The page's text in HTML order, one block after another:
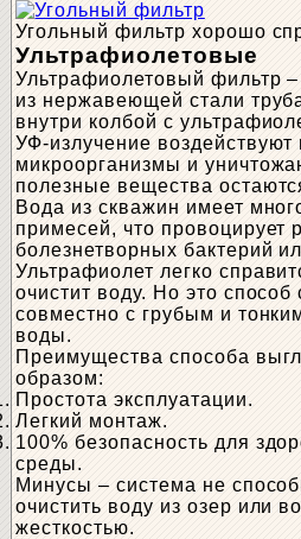
Угольный фильтр хорошо
Ультрафиолетовые
Ультрафиолетовый фильтр –
из нержавеющей стали
внутри колбой с
УФ-излучение воздействуют
микроорганизмы и
полезные вещества
Вода из скважин имеет
примесей, что провоцирует
болезнетворных бактерий
Ультрафиолет легко
очистит воду. Но это способ
совместно с грубым и
воды.
Преимущества способа
образом:
Простота эксплуатации.
Легкий монтаж.
100% безопасность для
среды.
Минусы – система не
очистить воду из озер или
жесткостью.